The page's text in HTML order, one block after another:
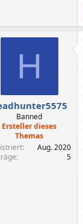
H
Banned
Ersteller dieses
Themas
Aug. 2020
5